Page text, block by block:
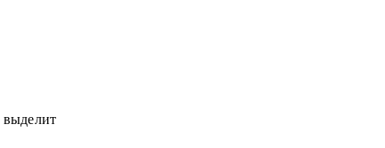
выделит